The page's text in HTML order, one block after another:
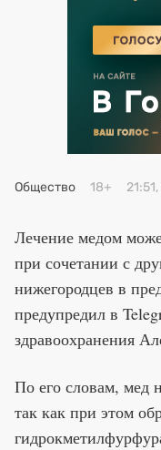
Общество 18+
Лечение медом
при сочетании с
нижегородцев в
предупредил в
здравоохранения
По его словам, мед
так как при этом